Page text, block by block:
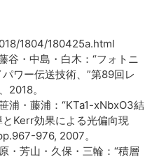
1804/180425a.html
谷・中島・白木：“フォトニ
ワー伝送技術、”第89回レ
2018。
浦・藤浦：“KTa1-xNbxO3結
Kerr効果による光偏向現
976, 2007。
・芳山・久保・三輪：“積層